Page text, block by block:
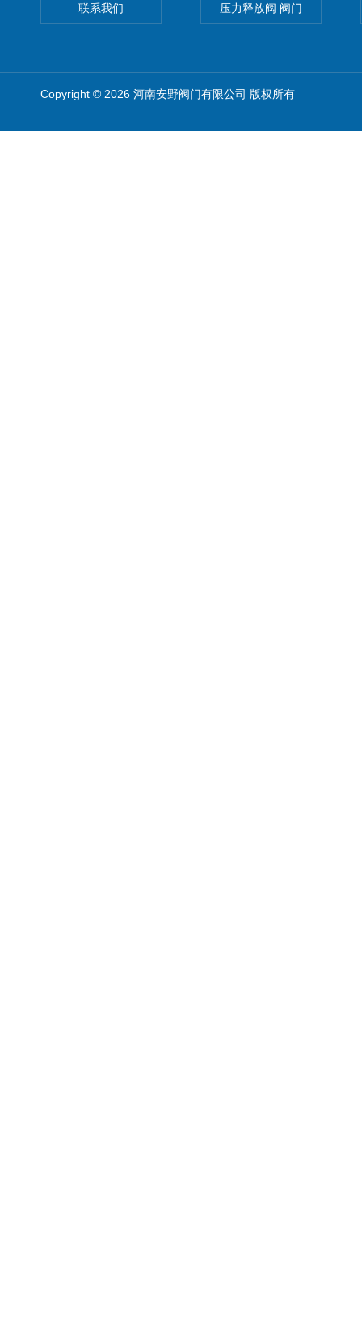
联系我们 压力释放阀 阀门
Copyright © 2026 河南安野阀门有限公司 版权所有